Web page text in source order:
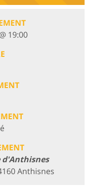
19:00
d'Anthisnes
Anthisnes